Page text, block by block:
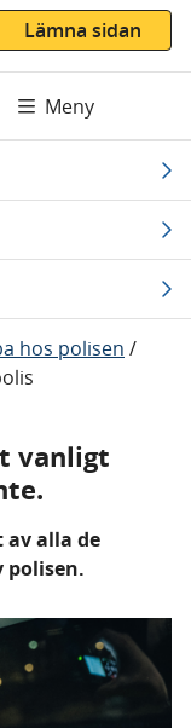
Lämna sidan
Meny
hos polisen /
vanligt
av alla de
polisen.